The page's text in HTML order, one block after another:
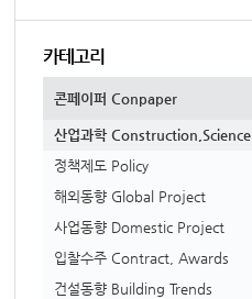
카테고리
콘페이퍼 Conpaper
산업과학 Construction,Science
정책제도 Policy
해외동향 Global Project
사업동향 Domestic Project
입찰수주 Contract, Awards
건설동향 Building Trends